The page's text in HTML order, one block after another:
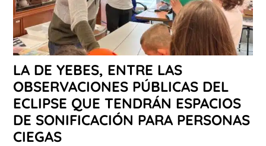
LA DE YEBES, ENTRE LAS
OBSERVACIONES PÚBLICAS DEL
ECLIPSE QUE TENDRÁN ESPACIOS
DE SONIFICACIÓN PARA PERSONAS
CIEGAS